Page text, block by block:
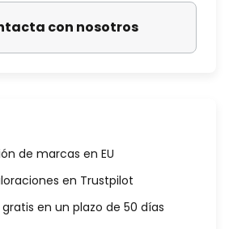
con nosotros
de marcas en EU
en Trustpilot
en un plazo de 50 días